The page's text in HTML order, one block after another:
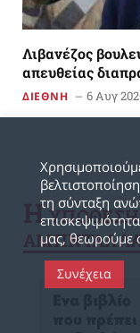
Λιβανέζος
απευθείας
ΔΙΕΘΝΗ 6 Αυγ
Η
τη σύνταξη
μας, θεωρούμε
Συνέχεια